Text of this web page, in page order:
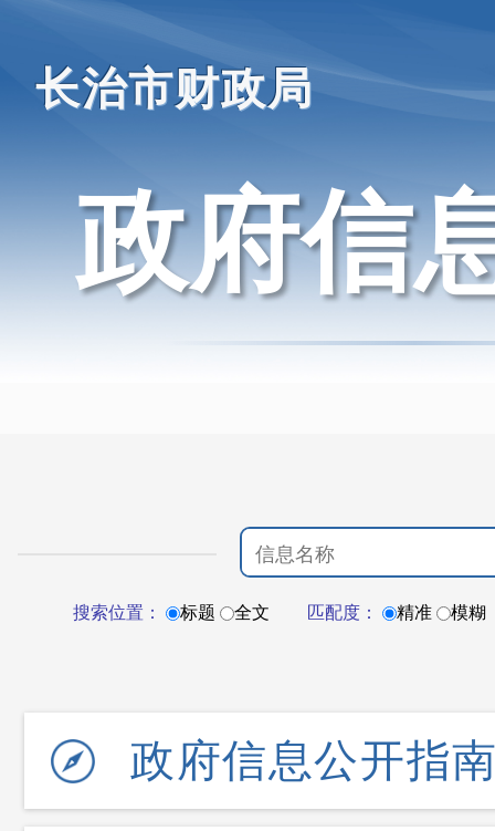
长治市财政局
政府信
搜索位置： 标题 全文 匹配度： 精准 模糊
政府信息公开指